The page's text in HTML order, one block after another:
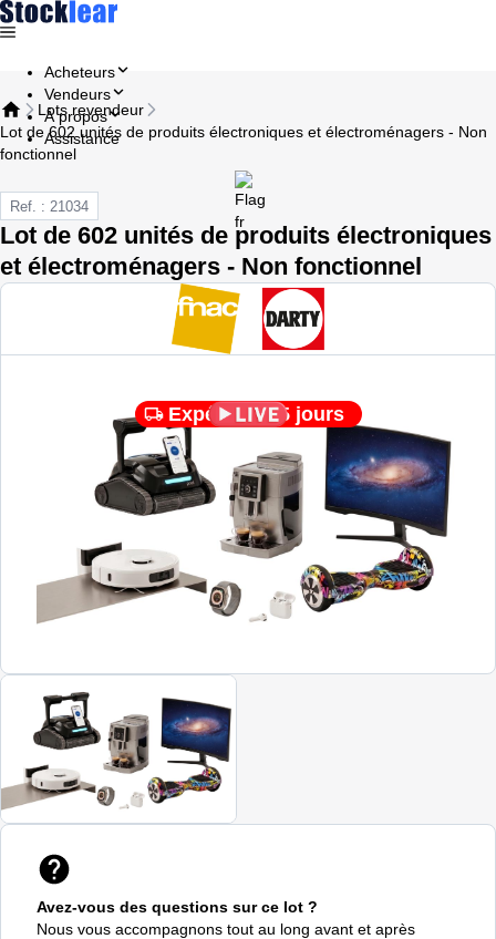
Acheteurs
Vendeurs
À propos
Assistance
Lots revendeur
Lot de 602 unités de produits électroniques et électroménagers - Non
fonctionnel
Ref. : 21034
Lot de 602 unités de produits électroniques
et électroménagers - Non fonctionnel
Expédié en 5 jours
Avez-vous des questions sur ce lot ?
Nous vous accompagnons tout au long avant et après